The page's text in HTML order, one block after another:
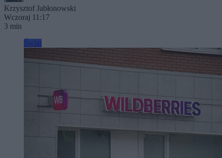
Krzysztof Jabłonowski
Wczoraj 11:17
3 min